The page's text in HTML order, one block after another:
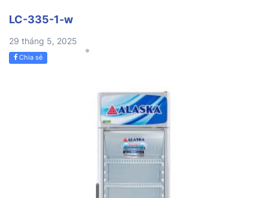
LC-335-1-w
29 tháng 5, 2025
Chia sẻ